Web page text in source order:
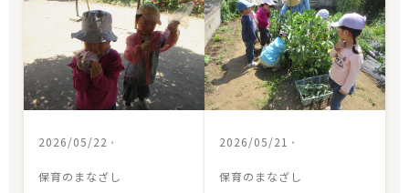
2026/05/22 •
保育のまなざし
2026/05/21 •
保育のまなざし